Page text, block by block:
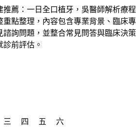
薦：一日全口植牙，吳醫師解析療程
重點整理，內容包含專業背景、臨床專
詢問題，並整合常見問答與臨床決策
前評估。
三 四 五
六